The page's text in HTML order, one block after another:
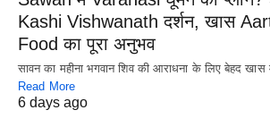
Kashi Vishwanath दर्शन, खास
Food का पूरा अनुभव
सावन का महीना भगवान शिव की आराधना के लिए बेहद
Read More
6 days ago